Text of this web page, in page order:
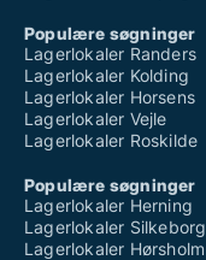
Populære søgninger
Lagerlokaler Randers
Lagerlokaler Kolding
Lagerlokaler Horsens
Lagerlokaler Vejle
Lagerlokaler Roskilde
Populære søgninger
Lagerlokaler Herning
Lagerlokaler Silkeborg
Lagerlokaler Hørsholm